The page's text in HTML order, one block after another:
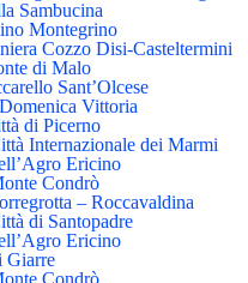
Sambucina
Montegrino
Cozzo Disi-Casteltermini
di Malo
Sant’Olcese
Vittoria
di Picerno
Internazionale dei Marmi
Ericino
Condrò
– Roccavaldina
di Santopadre
Ericino
Giarre
Condrò